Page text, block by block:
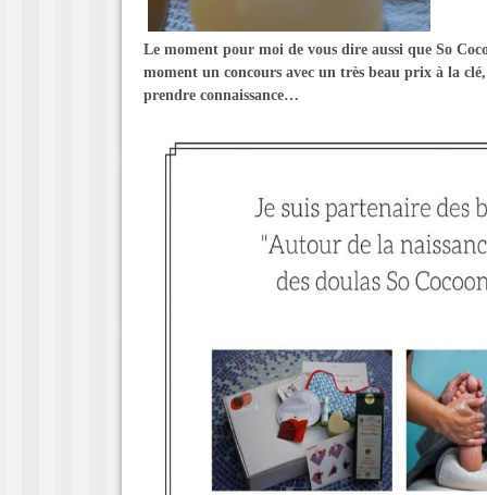
Le moment pour moi de vous dire aussi que So
moment un concours avec un très beau prix à la clé,
prendre connaissance…